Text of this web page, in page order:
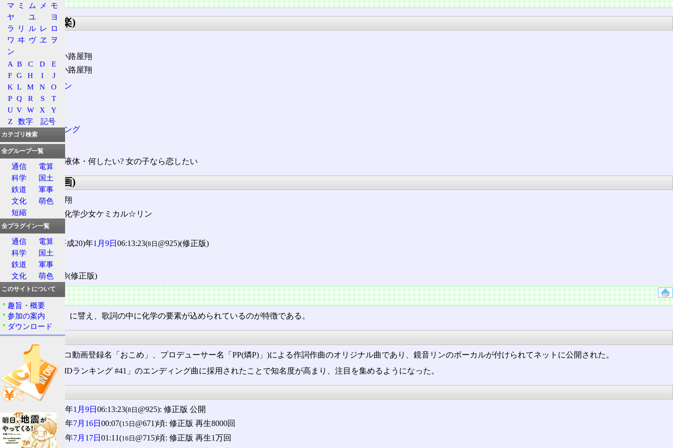
基本情報(音楽)
作者
作曲: 小路屋翔
作詞: 小路屋翔
歌手:鏡音リン
分類:
ポップ
電波ソング
歌いだし
気体・液体・何したい? 女の子なら恋したい
基本情報(動画)
作者: 小路屋翔
音楽: 純情系化学少女ケミカル☆リン
公開:
2008(平成20)年1月9日 06:13:23(8日 @925)(修正版)
時間:
3分18秒(修正版)
特徴
鏡音リンを「 」に譬え、歌詞の中に化学の要素が込められているのが特徴である。
由来
小路屋翔(ニコニコ動画登録名「おこめ」、プロデューサー名「PP(燐P)」)による作詞作曲のオリジナル曲であり、鏡音リンのボーカルが付けられてネットに公開された。
「週刊VOCALOIDランキング #41」のエンディング曲に採用されたことで知名度が高まり、注目を集めるようになった。
沿革
2008(平成20)年1月9日 06:13:23(8日 @925): 修正版 公開
2008(平成20)年7月16日 00:07(15日 @671)頃: 修正版 再生8000回
2008(平成20)年7月17日 01:11(16日 @715)頃: 修正版 再生1万回
マ ミ ム メ
モ
ヤ
ユ
ヨ
ラ
リ ル レ ロ
ワ ヰ ヴ ヱ
ヲ
ン
A B C D
E
F G H I
J
K L M N
O
P Q R S
T
U V W X
Y
Z
数字 記号
カテゴリ検索
全グループ一覧
通信
電算
科学
国土
鉄道
軍事
文化
萌色
短縮
全プラグイン一覧
通信
電算
科学
国土
鉄道
軍事
文化
萌色
このサイトについて
趣旨・概要
参加の案内
ダウンロード